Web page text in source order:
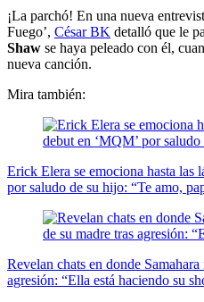
¡La parchó! En una nueva
Fuego’, César BK detalló que le
Shaw se haya peleado con él,
nueva canción.
Mira también:
Erick Elera se emociona hasta las
por saludo de su hijo: “Te amo,
Revelan chats en donde
agresión: “Ella está haciendo su